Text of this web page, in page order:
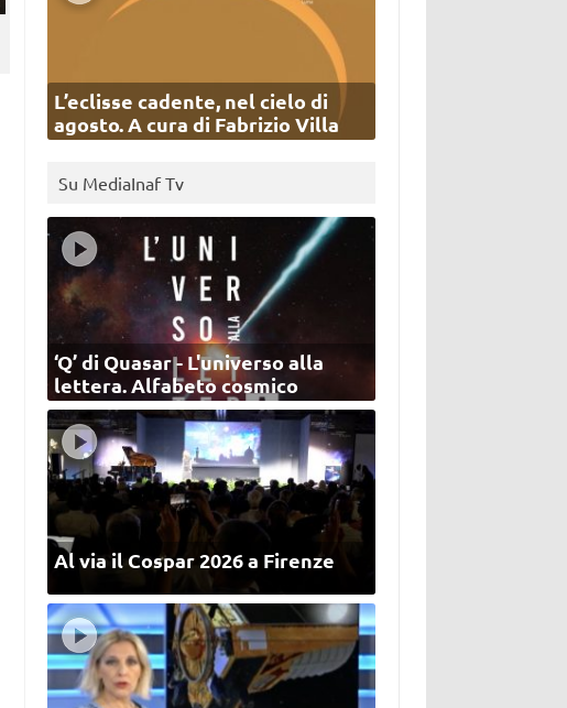
L’eclisse cadente, nel cielo di
agosto. A cura di Fabrizio Villa
Su MediaInaf Tv
‘Q’ di Quasar - L'universo alla
lettera. Alfabeto cosmico
Al via il Cospar 2026 a Firenze